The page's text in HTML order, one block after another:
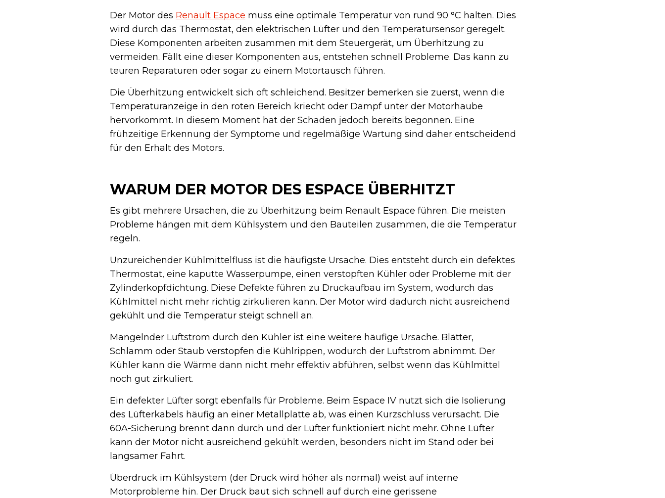
Der Motor des Renault Espace muss eine optimale Temperatur von rund 90 °C halten. Dies
wird durch das Thermostat, den elektrischen Lüfter und den Temperatursensor geregelt.
Diese Komponenten arbeiten zusammen mit dem Steuergerät, um Überhitzung zu
vermeiden. Fällt eine dieser Komponenten aus, entstehen schnell Probleme. Das kann zu
teuren Reparaturen oder sogar zu einem Motortausch führen.
Die Überhitzung entwickelt sich oft schleichend. Besitzer bemerken sie zuerst, wenn die
Temperaturanzeige in den roten Bereich kriecht oder Dampf unter der Motorhaube
hervorkommt. In diesem Moment hat der Schaden jedoch bereits begonnen. Eine
frühzeitige Erkennung der Symptome und regelmäßige Wartung sind daher entscheidend
für den Erhalt des Motors.
WARUM DER MOTOR DES ESPACE ÜBERHITZT
Es gibt mehrere Ursachen, die zu Überhitzung beim Renault Espace führen. Die meisten
Probleme hängen mit dem Kühlsystem und den Bauteilen zusammen, die die Temperatur
regeln.
Unzureichender Kühlmittelfluss ist die häufigste Ursache. Dies entsteht durch ein defektes
Thermostat, eine kaputte Wasserpumpe, einen verstopften Kühler oder Probleme mit der
Zylinderkopfdichtung. Diese Defekte führen zu Druckaufbau im System, wodurch das
Kühlmittel nicht mehr richtig zirkulieren kann. Der Motor wird dadurch nicht ausreichend
gekühlt und die Temperatur steigt schnell an.
Mangelnder Luftstrom durch den Kühler ist eine weitere häufige Ursache. Blätter,
Schlamm oder Staub verstopfen die Kühlrippen, wodurch der Luftstrom abnimmt. Der
Kühler kann die Wärme dann nicht mehr effektiv abführen, selbst wenn das Kühlmittel
noch gut zirkuliert.
Ein defekter Lüfter sorgt ebenfalls für Probleme. Beim Espace IV nutzt sich die Isolierung
des Lüfterkabels häufig an einer Metallplatte ab, was einen Kurzschluss verursacht. Die
60A-Sicherung brennt dann durch und der Lüfter funktioniert nicht mehr. Ohne Lüfter
kann der Motor nicht ausreichend gekühlt werden, besonders nicht im Stand oder bei
langsamer Fahrt.
Überdruck im Kühlsystem (der Druck wird höher als normal) weist auf interne
Motorprobleme hin. Der Druck baut sich schnell auf durch eine gerissene